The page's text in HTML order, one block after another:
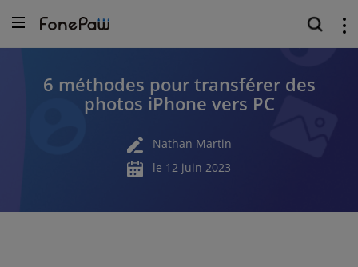
6 méthodes pour transférer des
photos iPhone vers PC
Nathan Martin
le 12 juin 2023